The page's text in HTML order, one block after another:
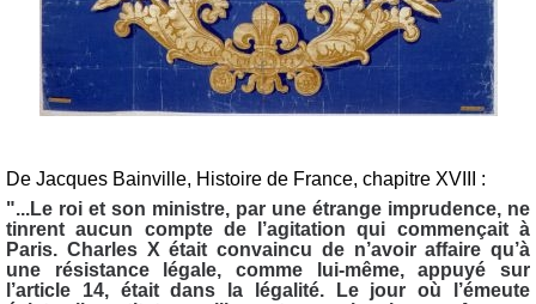
De Jacques Bainville, Histoire de France, chapitre XVIII :
"...Le roi et son ministre, par une étrange imprudence, ne
tinrent aucun compte de l’agitation qui commençait à
Paris. Charles X était convaincu de n’avoir affaire qu’à
une résistance légale, comme lui-même, appuyé sur
l’article 14, était dans la légalité. Le jour où l’émeute